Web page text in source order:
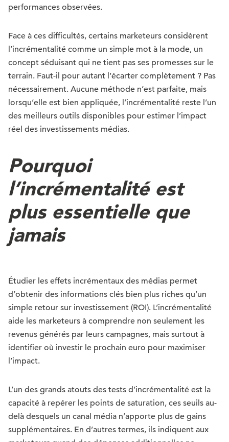
performances observées.
Face à ces difficultés, certains marketeurs considèrent
l’incrémentalité comme un simple mot à la mode, un
concept séduisant qui ne tient pas ses promesses sur le
terrain. Faut-il pour autant l’écarter complètement ? Pas
nécessairement. Aucune méthode n’est parfaite, mais
lorsqu’elle est bien appliquée, l’incrémentalité reste l’un
des meilleurs outils disponibles pour estimer l’impact
réel des investissements médias.
Pourquoi
l’incrémentalité est
plus essentielle que
jamais
Étudier les effets incrémentaux des médias permet
d’obtenir des informations clés bien plus riches qu’un
simple retour sur investissement (ROI). L’incrémentalité
aide les marketeurs à comprendre non seulement les
revenus générés par leurs campagnes, mais surtout à
identifier où investir le prochain euro pour maximiser
l’impact.
L’un des grands atouts des tests d’incrémentalité est la
capacité à repérer les points de saturation, ces seuils au-
delà desquels un canal média n’apporte plus de gains
supplémentaires. En d’autres termes, ils indiquent aux